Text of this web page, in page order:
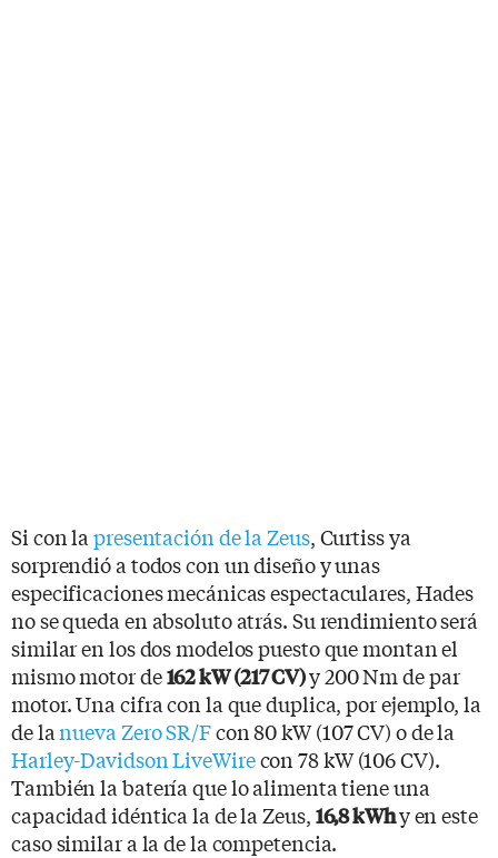
Si con lapresentación de la Zeus, Curtiss ya
sorprendió a todos con un diseño y unas
especificaciones mecánicas espectaculares, Hades
no se queda en absoluto atrás. Su rendimiento será
similar en los dos modelos puesto que montan el
mismo motor de162 kW (217 CV)y 200 Nm de par
motor. Una cifra con la que duplica, por ejemplo, la
de lanueva Zero SR/Fcon 80 kW (107 CV) o de la
Harley-Davidson LiveWirecon 78 kW (106 CV).
También la batería que lo alimenta tiene una
capacidad idéntica la de la Zeus, 16,8 kWhy en este
caso similar a la de la competencia.